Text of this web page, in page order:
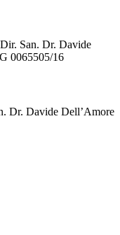
San. Dr. Davide
0065505/16
Dr. Davide Dell’Amore